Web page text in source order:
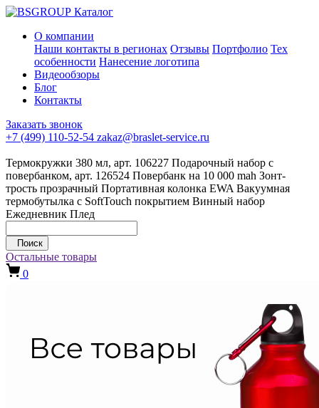
Каталог
О компании
Наши контакты в регионах Отзывы Портфолио Тех
особенности Нанесение логотипа
Видеообзоры
Блог
Контакты
Заказать звонок
+7 (499) 110-52-54 zakaz@braslet-service.ru
Термокружки 380 мл, арт. 106227 Подарочный набор с
повербанком, арт. 126524 Повербанк на 10 000 mah Зонт-
трость прозрачный Портативная колонка EWA Вакуумная
термобутылка с SoftTouch покрытием Винный набор
Ежедневник Плед
Поиск
Остальные товары
0